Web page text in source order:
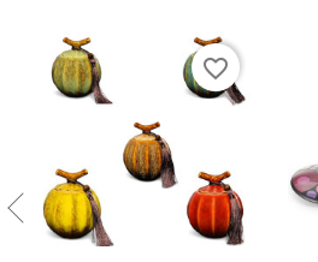
favorite_border